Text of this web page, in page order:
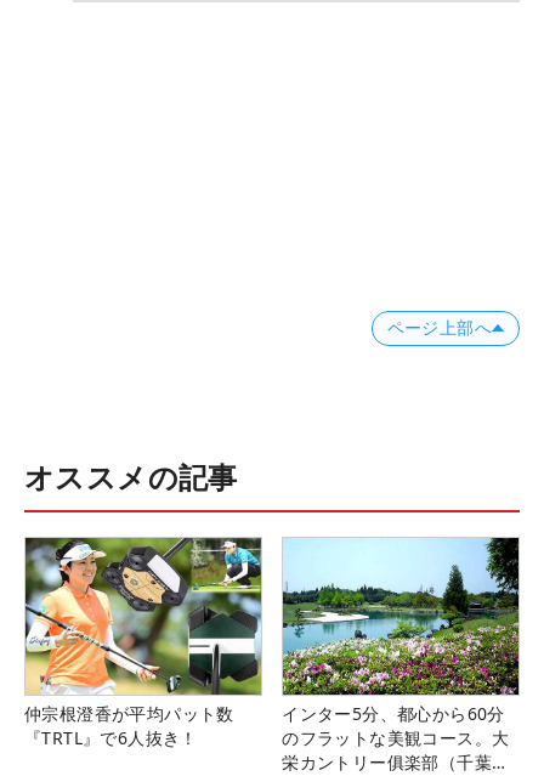
ページ上部へ
オススメの記事
仲宗根澄香が平均パット数
『TRTL』で6人抜き！
インター5分、都心から60分
のフラットな美観コース。大
栄カントリー俱楽部（千葉